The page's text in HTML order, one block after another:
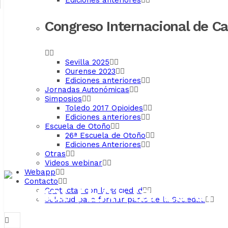
Congreso Internacional de
Sevilla 2025
Ourense 2023
Ediciones anteriores
Jornadas Autonómicas
Simposios
Toledo 2017 Opioides
Ediciones anteriores
Escuela de Otoño
26ª Escuela de Otoño
Ediciones Anteriores
Otras
Videos webinar
Webapp
Contacto
Contactar con la sociedad
Solicitud para formar parte de la Sociedad
Visual TEAF lanza
alcohol durante el